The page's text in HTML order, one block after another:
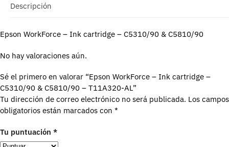
Descripción
Epson WorkForce – Ink cartridge – C5310/90 & C5810/90
No hay valoraciones aún.
Sé el primero en valorar “Epson WorkForce – Ink cartridge –
C5310/90 & C5810/90 – T11A320-AL”
Tu dirección de correo electrónico no será publicada. Los campos
obligatorios están marcados con *
Tu puntuación *